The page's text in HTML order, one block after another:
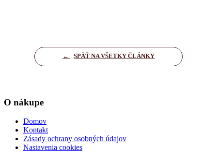
← SPÄŤ NA VŠETKY ČLÁNKY
O nákupe
Domov
Kontakt
Zásady ochrany osobných údajov
Nastavenia cookies